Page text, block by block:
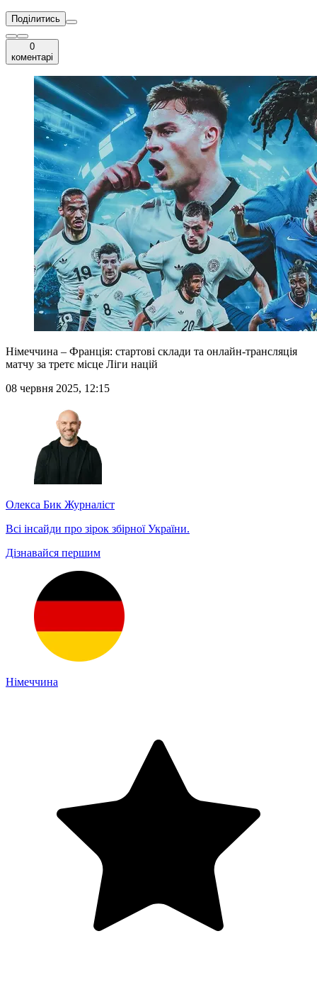
Поділитись
0
коментарі
Німеччина – Франція: стартові склади та онлайн-трансляція
матчу за третє місце Ліги націй
08 червня 2025, 12:15
Олекса Бик Журналіст
Всі інсайди про зірок збірної України.
Дізнавайся першим
Німеччина